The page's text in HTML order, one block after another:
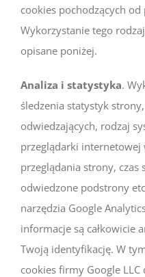
cookies pochodzących
Wykorzystanie tego
opisane poniżej.
Analiza i statystyka.
śledzenia statystyk
odwiedzających, rodzaj
przeglądarki
przeglądania strony, czas
odwiedzone podstrony
narzędzia Google
informacje są całkowicie
Twoją identyfikację. W
cookies firmy Google LLC